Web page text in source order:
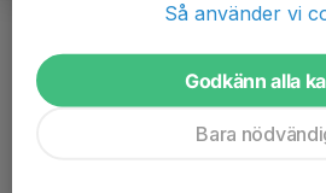
Så använder vi
Godkänn alla
Bara